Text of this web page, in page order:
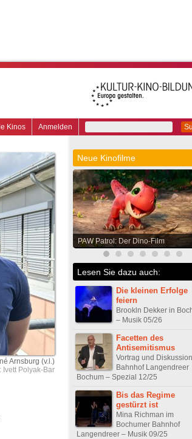
Anmelden
Kinos
Arnsburg (v.l.)
Ivett Polyak-Bar
Neue Kinofilme
PAW Patrol: Der Dino-Film
Lesen Sie dazu auch:
Die kleinen Erfolge
feiern
Brookln Dekker in
– Musik 05/26
Facetten des
Antisemitismus
Vortrag und
Bahnhof Langendreer
Bochum – Spezial 12/25
Bis das Regime
gestürzt ist
Mina Richman im
Bochumer Bahnhof
Langendreer – Musik 09/25